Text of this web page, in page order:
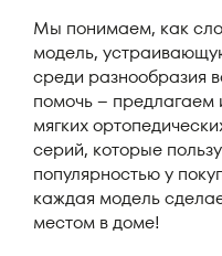
Мы понимаем, как
модель,
среди разнообразия
помочь – предлагаем
мягких
серий, которые
популярностью у
каждая модель
местом в доме!